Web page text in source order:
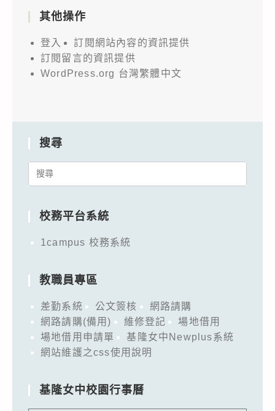
其他操作
登入
訂閱網站內容的資訊提供
訂閱留言的資訊提供
WordPress.org 台灣繁體中文
搜尋
Search
校務平台系統
1campus 校務系統
教職員專區
差勤系統 公文簽核
網路請購
網路請購(備用)
維修登記
場地借用
場地借用申請單
基隆女中Newplus系統
網站維護之css使用說明
基隆女中校園行事曆